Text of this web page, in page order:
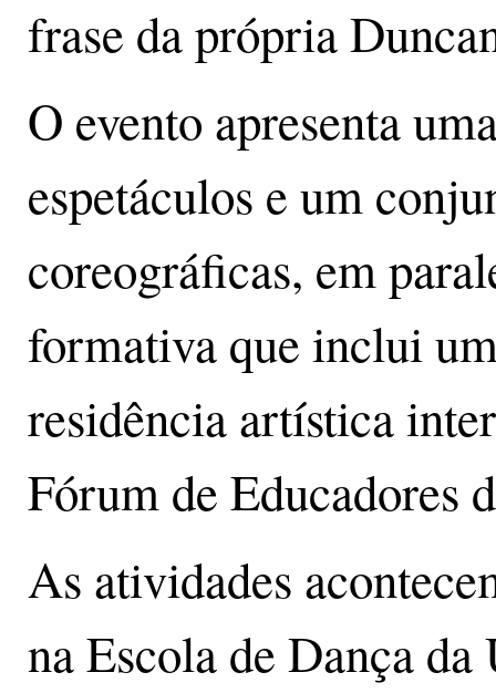
frase da própria
O evento apresenta
espetáculos e um
coreográficas, em
formativa que inclui
residência artística
Fórum de Educadores
As atividades
na Escola de Dança